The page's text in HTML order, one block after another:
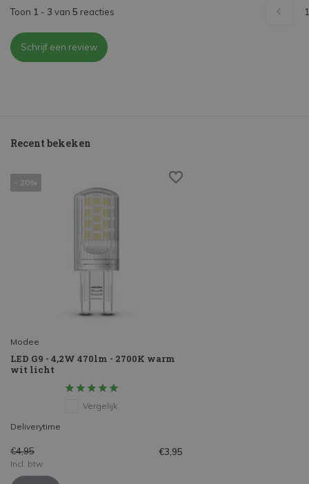
Toon 1 - 3 van 5 reacties 1
Schrijf een review
Recent bekeken
- 20%
Modee
LED G9 - 4,2W 470lm - 2700K warm
wit licht
Vergelijk
Deliverytime
€4,95 €3,95
Incl. btw